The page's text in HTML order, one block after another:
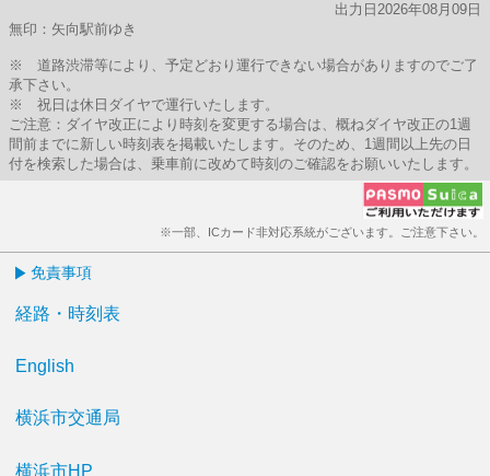
出力日2026年08月09日
無印：矢向駅前ゆき
※ 道路渋滞等により、予定どおり運行できない場合がありますのでご了
承下さい。
※ 祝日は休日ダイヤで運行いたします。
ご注意：ダイヤ改正により時刻を変更する場合は、概ねダイヤ改正の1週
間前までに新しい時刻表を掲載いたします。そのため、1週間以上先の日
付を検索した場合は、乗車前に改めて時刻のご確認をお願いいたします。
※一部、ICカード非対応系統がございます。ご注意下さい。
免責事項
経路・時刻表
English
横浜市交通局
横浜市HP